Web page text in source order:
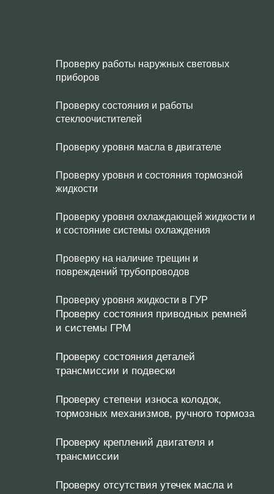
Проверку работы наружных световых
приборов
Проверку состояния и работы
стеклоочистителей
Проверку уровня масла в двигателе
Проверку уровня и состояния тормозной
жидкости
Проверку уровня охлаждающей жидкости и
и состояние системы охлаждения
Проверку на наличие трещин и
повреждений трубопроводов
Проверку уровня жидкости в ГУР
Проверку состояния приводных ремней
и системы ГРМ
Проверку состояния деталей
трансмиссии и подвески
Проверку степени износа колодок,
тормозных механизмов, ручного тормоза
Проверку креплений двигателя и
трансмиссии
Проверку отсутствия утечек масла и